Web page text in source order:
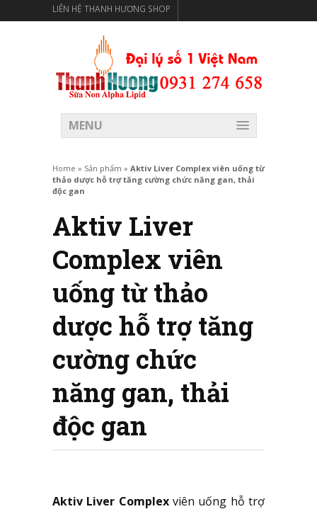
LIÊN HỆ THANH HƯƠNG SHOP
CHO SỨC KHỎE
MENU
Home » Sản phẩm » Aktiv Liver Complex viên uống từ
thảo dược hỗ trợ tăng cường chức năng gan, thải
độc gan
Aktiv Liver
Complex viên
uống từ thảo
dược hỗ trợ tăng
cường chức
năng gan, thải
độc gan
Aktiv Liver Complexviên uống hỗ trợ